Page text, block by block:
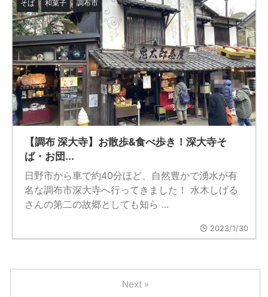
そば 和菓子 調布市
【調布 深大寺】お散歩&食べ歩き！深大寺そ
ば・お団...
日野市から車で約40分ほど、自然豊かで湧水が有
名な調布市深大寺へ行ってきました！ 水木しげる
さんの第二の故郷としても知ら ...
2023/1/30
Next »